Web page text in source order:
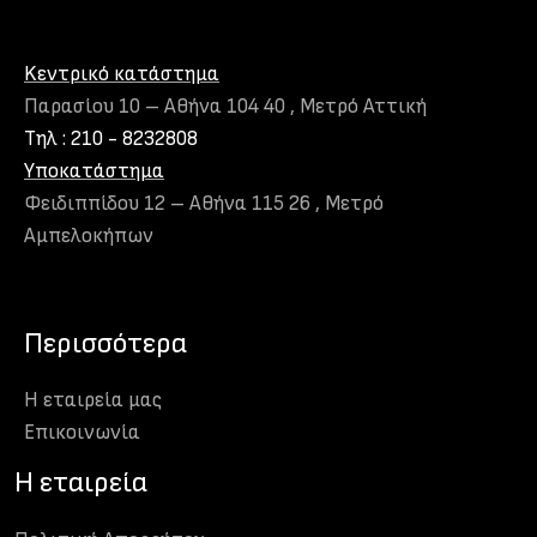
Kεντρικό κατάστημα
Παρασίου 10 – Αθήνα 104 40 , Μετρό Αττική
Τηλ : 210 - 8232808
Υποκατάστημα
Φειδιππίδου 12 – Αθήνα 115 26 , Μετρό
Αμπελοκήπων
Περισσότερα
Η εταιρεία μας
Eπικοινωνία
H εταιρεία